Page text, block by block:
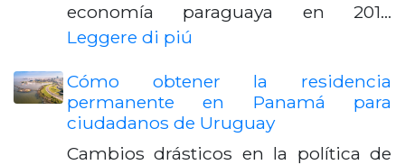
economía paraguaya en 201…
Leggere di piú
Cómo obtener la residencia
permanente en Panamá para
ciudadanos de Uruguay
Cambios drásticos en la política de